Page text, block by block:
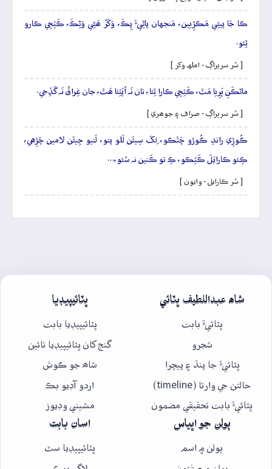
ڪا جَا پيئِي مَڪڙِيين، مَنجهان پاڻِيءَ پِڪَ، وَکَرُ ھَڻِي وَڻِڪَ، ڪَٽِجِي ڪارو
ٿِئو.
[ سُر سريراڳ - املهہ وکر ]
ماڻڪَنِ ڀَرِيا مَٽَ، ڪَٽِجِي ڪارا ٿِئا، تان نَہ اُپَٽِئا ھَٽَ، جان غِراقُ نَہ گَڏِجي.
[ سُر سريراڳ - صراف ۽ جوھري ]
ڪُوڙِي راندِ ڪُوڙو چَٽَڪو، لِکَ سِيئَن لَلو پتو، لَنيو جِيئَن لامين چَڙِهي،
ڪِئو ڪارايَلَ ڪَٽِڪو، ڪِ تو ڪَنين نہ سُئو،…
[ سُر ڪارايل - وايون ]
شاھ عبداللطيف ڀٽائي
ڀٽائيءَ بابت
شجرو
ڀٽائيءَ جا پنڌ ۽ پيچرا
حالتن جي وارتا (timeline)
ڀٽائيءَ بابت تحقيقي مضمون
ڀٽائيپيڊيا
ڀٽائيپيڊيا بابت
گنج کان ڀٽائيپيڊيا تائين
شاھ جو ڪوش
اردو آڊيو بڪ
مشيني وڊيوز
ٻولن جو اڀياس
ٻولن ۾ اسم
اسان بابت
ڀٽائيپيڊيا سٿ